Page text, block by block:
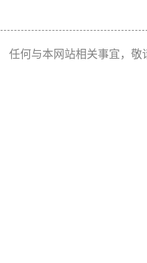
任何与本网站相关事宜，敬